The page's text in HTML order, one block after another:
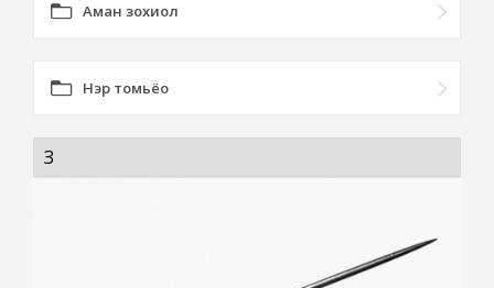
Аман зохиол
Нэр томьёо
ЗҮҮ